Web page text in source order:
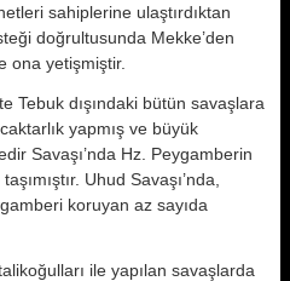
sahiplerine ulaştırdıktan
doğrultusunda Mekke’den
ona yetişmiştir.
Tebuk dışındaki bütün savaşlara
yapmış ve büyük
Savaşı’nda Hz. Peygamberin
Uhud Savaşı’nda,
koruyan az sayıda
ile yapılan savaşlarda